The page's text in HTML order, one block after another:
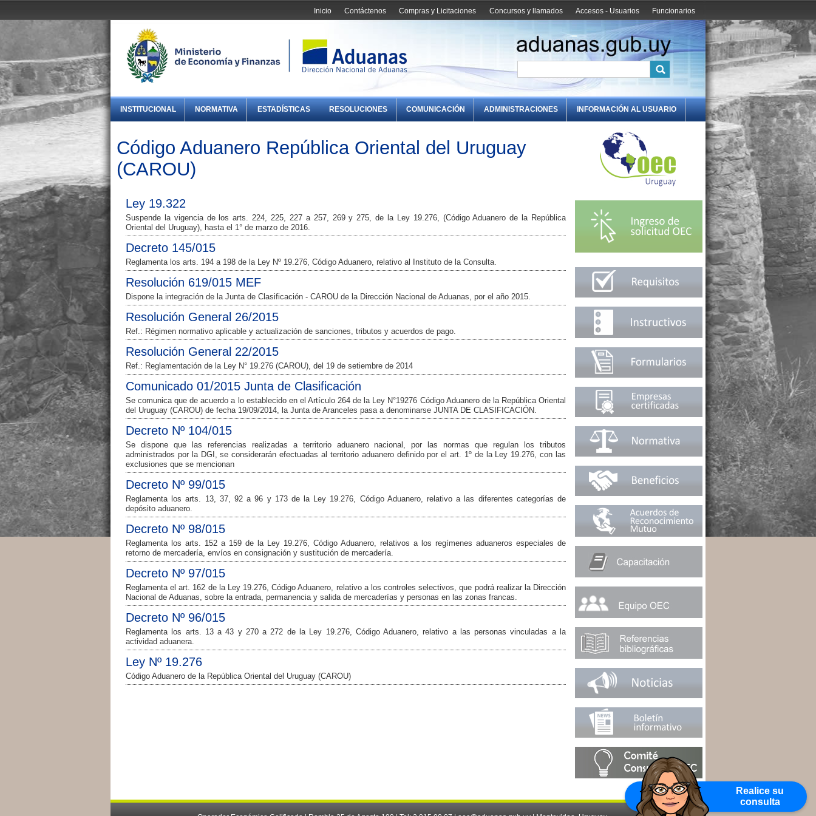
Funcionarios
Accesos - Usuarios
Concursos y llamados
Compras y Licitaciones
Contáctenos
Inicio
Realice su
consulta
INSTITUCIONAL NORMATIVA ESTADÍSTICAS RESOLUCIONES COMUNICACIÓN ADMINISTRACIONES INFORMACIÓN AL USUARIO
Código Aduanero República Oriental del Uruguay
(CAROU)
Ley 19.322
Suspende la vigencia de los arts. 224, 225, 227 a 257, 269 y 275, de la Ley 19.276, (Código Aduanero de la República
Oriental del Uruguay), hasta el 1° de marzo de 2016.
Decreto 145/015
Reglamenta los arts. 194 a 198 de la Ley Nº 19.276, Código Aduanero, relativo al Instituto de la Consulta.
Resolución 619/015 MEF
Dispone la integración de la Junta de Clasificación - CAROU de la Dirección Nacional de Aduanas, por el año 2015.
Resolución General 26/2015
Ref.: Régimen normativo aplicable y actualización de sanciones, tributos y acuerdos de pago.
Resolución General 22/2015
Ref.: Reglamentación de la Ley N° 19.276 (CAROU), del 19 de setiembre de 2014
Comunicado 01/2015 Junta de Clasificación
Se comunica que de acuerdo a lo establecido en el Artículo 264 de la Ley N°19276 Código Aduanero de la República Oriental
del Uruguay (CAROU) de fecha 19/09/2014, la Junta de Aranceles pasa a denominarse JUNTA DE CLASIFICACIÓN.
Decreto Nº 104/015
Se dispone que las referencias realizadas a territorio aduanero nacional, por las normas que regulan los tributos
administrados por la DGI, se considerarán efectuadas al territorio aduanero definido por el art. 1º de la Ley 19.276, con las
exclusiones que se mencionan
Decreto Nº 99/015
Reglamenta los arts. 13, 37, 92 a 96 y 173 de la Ley 19.276, Código Aduanero, relativo a las diferentes categorías de
depósito aduanero.
Decreto Nº 98/015
Reglamenta los arts. 152 a 159 de la Ley 19.276, Código Aduanero, relativos a los regímenes aduaneros especiales de
retorno de mercadería, envíos en consignación y sustitución de mercadería.
Decreto Nº 97/015
Reglamenta el art. 162 de la Ley 19.276, Código Aduanero, relativo a los controles selectivos, que podrá realizar la Dirección
Nacional de Aduanas, sobre la entrada, permanencia y salida de mercaderías y personas en las zonas francas.
Decreto Nº 96/015
Reglamenta los arts. 13 a 43 y 270 a 272 de la Ley 19.276, Código Aduanero, relativo a las personas vinculadas a la
actividad aduanera.
Ley Nº 19.276
Código Aduanero de la República Oriental del Uruguay (CAROU)